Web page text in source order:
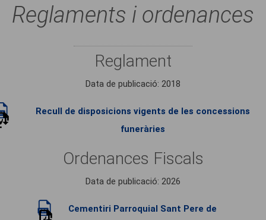
Reglaments i ordenances
Reglament
Data de publicació: 2018
Recull de disposicions vigents de les concessions
funeràries
Ordenances Fiscals
Data de publicació: 2026
Cementiri Parroquial Sant Pere de